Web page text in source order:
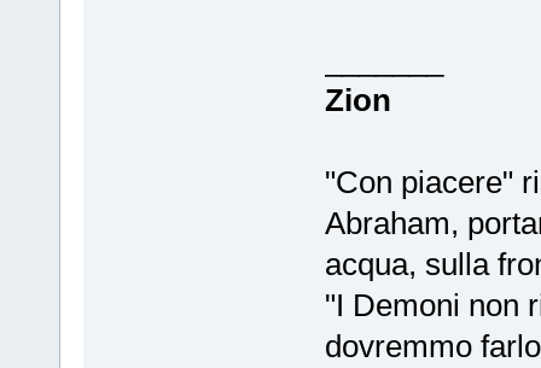
Zion
"Con piacere"
Abraham,
acqua, sulla
"I Demoni non
dovremmo